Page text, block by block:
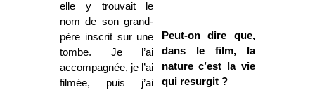
elle y trouvait le
nom de son grand-
père inscrit sur une
tombe. Je l’ai
accompagnée, je l’ai
filmée, puis j’ai
Peut-on dire que,
dans le film, la
nature c’est la vie
qui resurgit ?